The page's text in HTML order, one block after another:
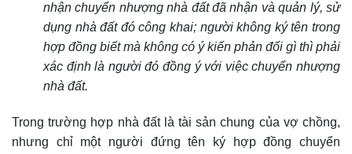
nhận chuyển nhượng nhà đất đã nhận và quản lý, sử
dụng nhà đất đó công khai; người không ký tên trong
hợp đồng biết mà không có ý kiến phản đối gì thì phải
xác định là người đó đồng ý với việc chuyển nhượng
nhà đất.
Trong trường hợp nhà đất là tài sản chung của vợ chồng,
nhưng chỉ một người đứng tên ký hợp đồng chuyển